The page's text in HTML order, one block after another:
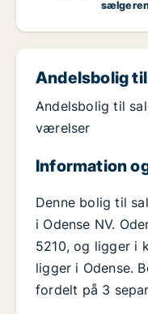
Andelsbolig til
Andelsbolig til
værelser
Information
Denne bolig til
i Odense NV.
5210, og ligger i
ligger i Odense.
fordelt på 3